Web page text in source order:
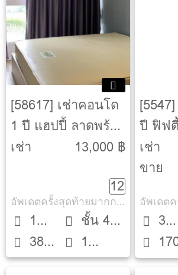
[58617] เช่าคอนโด
1 ปี แฮปปี้ ลาดพร้าว
101 [Happy
เช่า
13,000 ฿
12
อัพเดตครั้งสุดท้ายมากกว่า 30 วัน
1
Bed38
ตรม.
ชั้น 4
ตึก 3
1
ห้องน้ำ
ปี ฟิฟ
ทาวเ
[Fifty
เช่า
ขาย
3
Beds
ตรม.